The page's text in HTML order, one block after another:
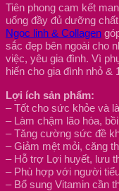
Tiên phong cam kết
uống đầy đủ dưỡng
Ngọc linh & Collagen
sắc đẹp bên ngoài cho
việc, yêu gia đình. Vì
hiến cho gia đình nhỏ &
Lợi ích sản phẩm:
– Tốt cho sức khỏe và
– Làm chậm lão hóa,
– Tăng cường sức đề
– Giảm mệt mỏi, căng
– Hỗ trợ Lợi huyết, lưu
– Phù hợp với người
– Bổ sung Vitamin cần